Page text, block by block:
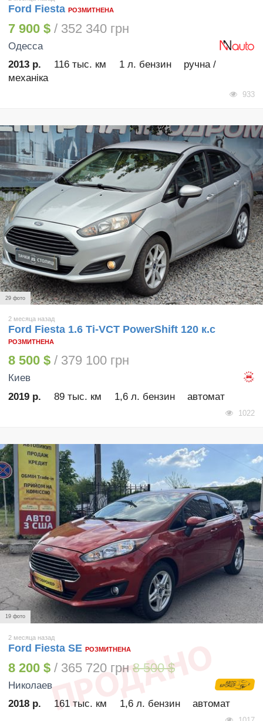
Ford Fiesta РОЗМИТНЕНА
7 900 $ / 352 340 грн
Одесса
2013 р.
116 тыс. км 1 л. бензин
ручна /
механіка
933
29 фото
2 месяца назад
Ford Fiesta 1.6 Ti-VCT PowerShift 120 к.с
РОЗМИТНЕНА
8 500 $ / 379 100 грн
Киев
2019 р.
89 тыс. км 1,6 л. бензин автомат
1022
19 фото
2 месяца назад
Ford Fiesta SE РОЗМИТНЕНА
8 200 $ / 365 720 грн 8 500 $
Николаев
2018 р.
161 тыс. км 1,6 л. бензин автомат